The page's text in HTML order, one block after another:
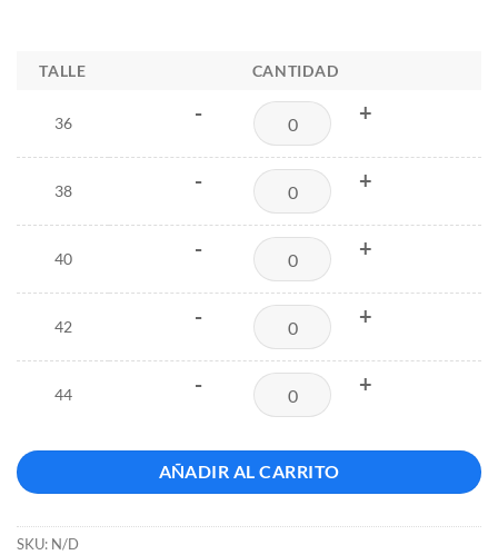
TALLE CANTIDAD
36 - +
38 - +
40 - +
42 - +
44 - +
AÑADIR AL CARRITO
SKU: N/D